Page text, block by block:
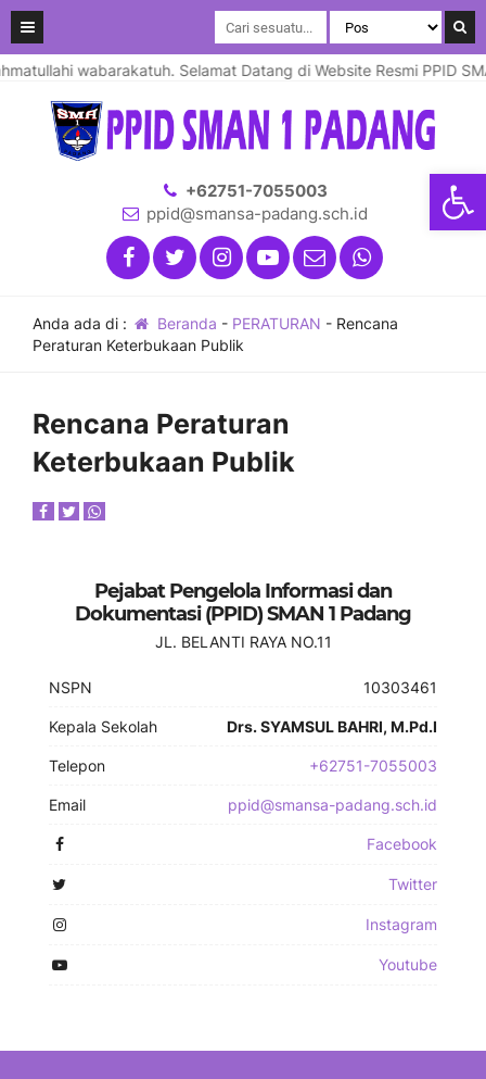
wabarakatuh. Selamat Datang di Website Resmi PPID
+62751-7055003
ppid@smansa-padang.sch.id
Anda ada di : Beranda - PERATURAN - Rencana
Peraturan Keterbukaan Publik
Rencana Peraturan
Keterbukaan Publik
Pejabat Pengelola Informasi dan
Dokumentasi (PPID) SMAN 1 Padang
JL. BELANTI RAYA NO.11
NSPN 10303461
Kepala Sekolah Drs. SYAMSUL BAHRI, M.Pd.I
Telepon +62751-7055003
Email ppid@smansa-padang.sch.id
Facebook
Twitter
Instagram
Youtube